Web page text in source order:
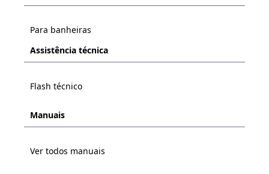
Para banheiras
Assistência técnica
Flash técnico
Manuais
Ver todos manuais